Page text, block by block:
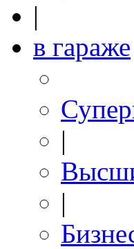
|
в гараже
|
|